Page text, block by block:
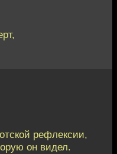
рефлексии,
он видел.